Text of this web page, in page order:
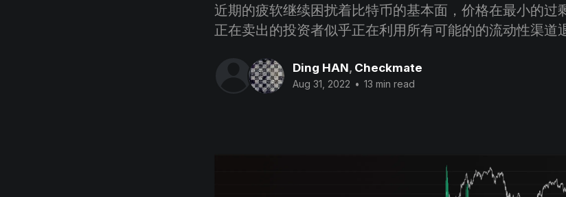
近期的疲软继续困扰着比特币的基本面，价格在最小的过
正在卖出的投资者似乎正在利用所有可能的的流动性渠道
Ding HAN, Checkmate
Aug 31, 2022 • 13 min read